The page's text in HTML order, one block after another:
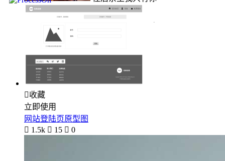
收藏
立即使用
网站登陆页原型图
 1.5k  15  0